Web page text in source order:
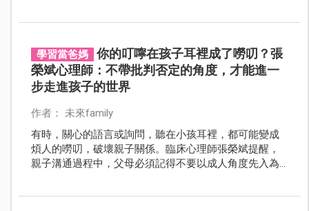
學習當爸媽
你的叮嚀在孩子耳裡成了嘮叨？張
榮斌心理師：不帶批判否定的角度，才能進一
步走進孩子的世界
作者： 未來family
有時，關心的語言或詢問，聽在小孩耳裡，都可能變成
煩人的嘮叨，破壞親子關係。臨床心理師張榮斌提醒，
親子溝通過程中，父母必須記得不要以成人角度先入為